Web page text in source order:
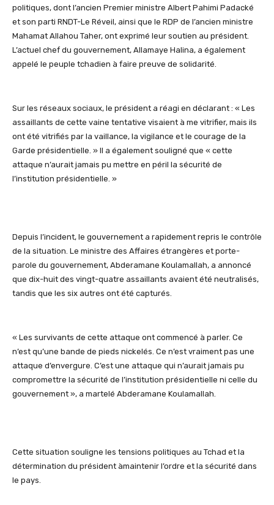
politiques, dont l’ancien Premier ministre Albert Pahimi Padacké
et son parti RNDT-Le Réveil, ainsi que le RDP de l’ancien ministre
Mahamat Allahou Taher, ont exprimé leur soutien au président.
L’actuel chef du gouvernement, Allamaye Halina, a également
appelé le peuple tchadien à faire preuve de solidarité.
Sur les réseaux sociaux, le président a réagi en déclarant : « Les
assaillants de cette vaine tentative visaient à me vitrifier, mais ils
ont été vitrifiés par la vaillance, la vigilance et le courage de la
Garde présidentielle. » Il a également souligné que « cette
attaque n’aurait jamais pu mettre en péril la sécurité de
l’institution présidentielle. »
Depuis l’incident, le gouvernement a rapidement repris le contrôle
de la situation. Le ministre des Affaires étrangères et porte-
parole du gouvernement, Abderamane Koulamallah, a annoncé
que dix-huit des vingt-quatre assaillants avaient été neutralisés,
tandis que les six autres ont été capturés.
« Les survivants de cette attaque ont commencé à parler. Ce
n’est qu’une bande de pieds nickelés. Ce n’est vraiment pas une
attaque d’envergure. C’est une attaque qui n’aurait jamais pu
compromettre la sécurité de l’institution présidentielle ni celle du
gouvernement », a martelé Abderamane Koulamallah.
Cette situation souligne les tensions politiques au Tchad et la
détermination du président àmaintenir l’ordre et la sécurité dans
le pays.